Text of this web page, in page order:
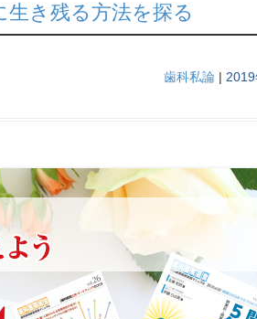
き残る方法を探る
歯科私論| 2019